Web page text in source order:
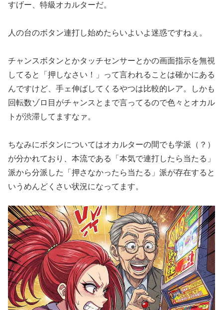
すげー、特級オカルターだ。
人の台のボタン連打し始めたらいよいよ迷惑ですねぇ。
チャンスボタンとかタッチセンサーとかの画面指示を無視
してると
「押しなさい！」って言われることは確かにある
んですけど、手ェ伸ばしてくるやつは比較的レア。しかも
回転数ゾロ目がチャンスと まで言ってるので色々とオカル
トが渋滞してますなァ。
ちなみにボタンについてはオカルターの間でも学派（？）
が分かれており、本流である「本気で連打したら当たる」
派から分派した「 押さなかったら当たる」派が存在すると
いうめんどくさい状況になってます。